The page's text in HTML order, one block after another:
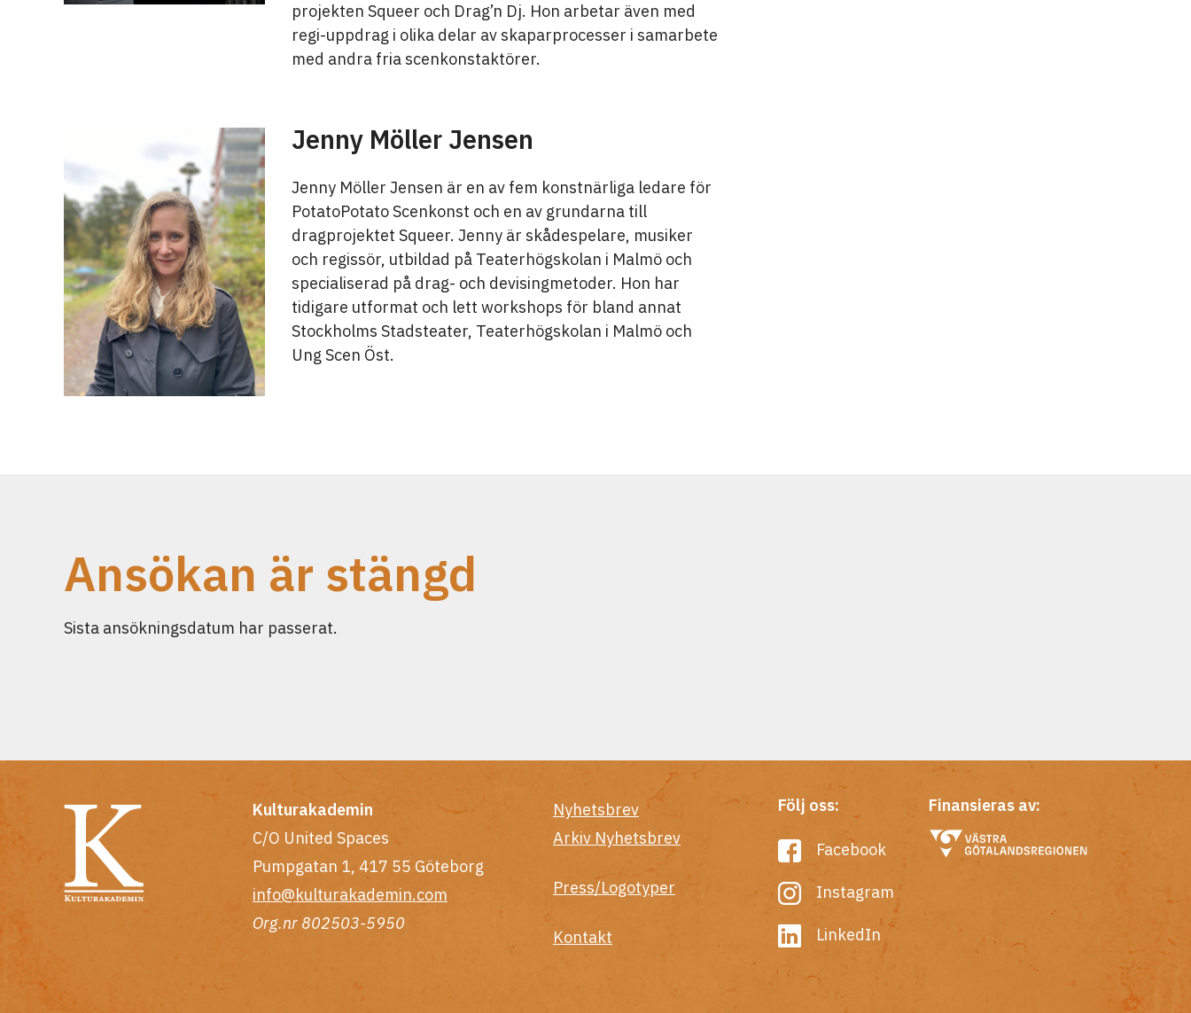
projekten Squeer och Drag’n Dj. Hon arbetar även med
regi-uppdrag i olika delar av skaparprocesser i samarbete
med andra fria scenkonstaktörer.
Jenny Möller Jensen
Jenny Möller Jensen är en av fem konstnärliga ledare för
PotatoPotato Scenkonst och en av grundarna till
dragprojektet Squeer. Jenny är skådespelare, musiker
och regissör, utbildad på Teaterhögskolan i Malmö och
specialiserad på drag- och devisingmetoder. Hon har
tidigare utformat och lett workshops för bland annat
Stockholms Stadsteater, Teaterhögskolan i Malmö och
Ung Scen Öst.
Ansökan är stängd
Sista ansökningsdatum har passerat.
Kulturakademin
C/O United Spaces
Pumpgatan 1, 417 55 Göteborg
info@kulturakademin.com
Org.nr 802503-5950
Nyhetsbrev
Arkiv Nyhetsbrev
Press/Logotyper
Kontakt
Följ oss:
Facebook
Instagram
LinkedIn
Finansieras av: